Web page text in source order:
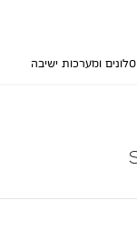
סלונים ומערכות ישיבה